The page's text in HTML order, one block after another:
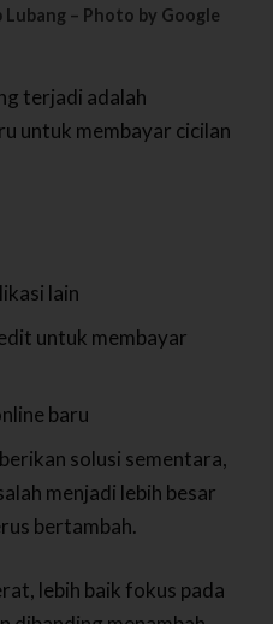
– Photo by Google
terjadi adalah
untuk membayar cicilan
lain
untuk membayar
baru
solusi sementara,
menjadi lebih besar
bertambah.
lebih baik fokus pada